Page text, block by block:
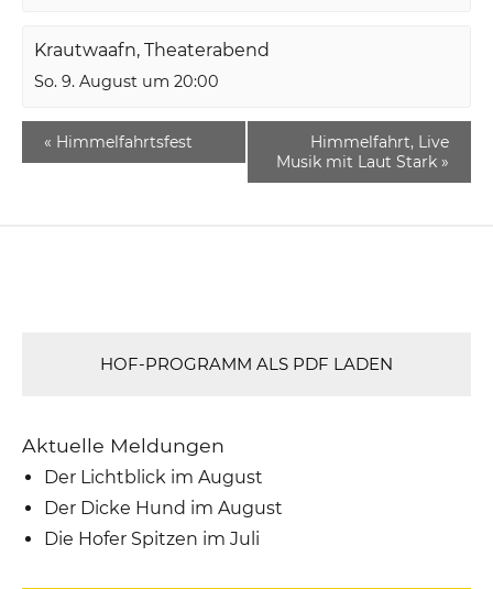
Krautwaafn, Theaterabend
So. 9. August um 20:00
« Himmelfahrtsfest
Himmelfahrt, Live
Musik mit Laut Stark »
HOF-PROGRAMM ALS PDF LADEN
Aktuelle Meldungen
Der Lichtblick im August
Der Dicke Hund im August
Die Hofer Spitzen im Juli